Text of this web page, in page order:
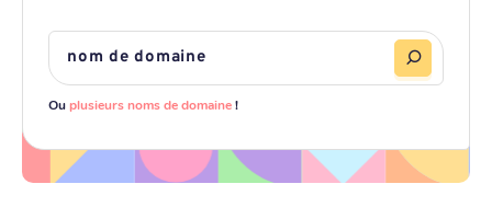
Ouplusieurs noms de domaine!